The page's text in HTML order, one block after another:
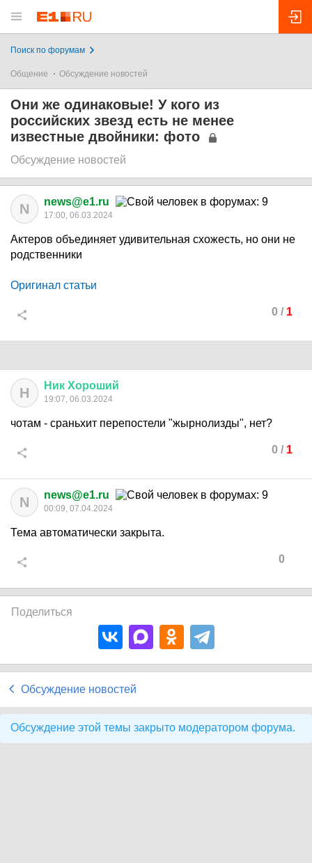
Поиск по форумам
Общение Обсуждение новостей
Они же одинаковые! У кого из
российских звезд есть не менее
известные двойники: фото
Обсуждение новостей
N news@e1.ru
17:00, 06.03.2024
Актеров объединяет удивительная схожесть, но они не
родственники
Оригинал статьи
0 / 1
Н Ник Хороший
19:07, 06.03.2024
чотам - сраньхит перепостели "жырнолизды", нет?
0 / 1
N news@e1.ru
00:09, 07.04.2024
Тема автоматически закрыта.
0
Поделиться
Обсуждение новостей
Обсуждение этой темы закрыто модератором форума.